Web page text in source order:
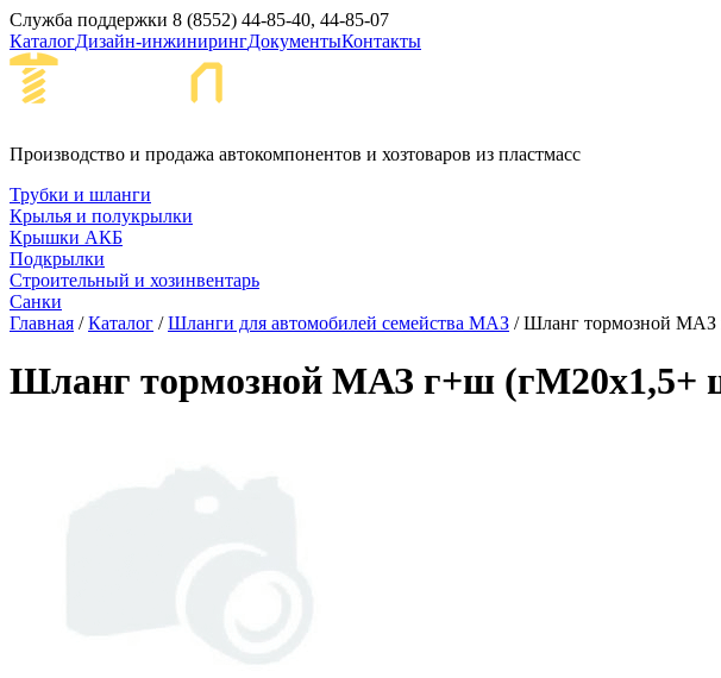
Служба поддержки 8 (8552) 44-85-40, 44-85-07
КаталогДизайн-инжинирингДокументыКонтакты
Производство и продажа автокомпонентов и хозтоваров из пластмасс
Трубки и шланги
Крылья и полукрылки
Крышки АКБ
Подкрылки
Строительный и хозинвентарь
Санки
Главная /Каталог /Шланги для автомобилей семейства МАЗ / Шланг тормозной
Шланг тормозной МАЗ г+ш